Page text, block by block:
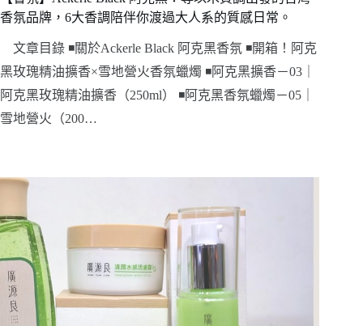
香氛品牌，6大香調陪伴你渡過大人系的質感日常。
文章目錄 ◾關於Ackerle Black 阿克黑香氛 ◾開箱！阿克
黑玫瑰精油擴香×雪地營火香氛蠟燭 ◾阿克黑擴香－03｜
阿克黑玫瑰精油擴香（250ml） ◾阿克黑香氛蠟燭－05｜
雪地營火（200…